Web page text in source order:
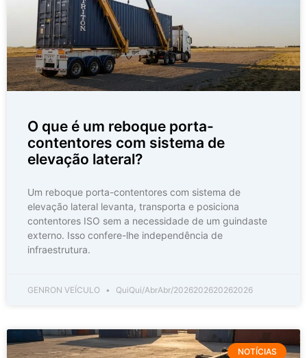
O que é um reboque porta-
contentores com sistema de
elevação lateral?
Um reboque porta-contentores com sistema de
elevação lateral levanta, transporta e posiciona
contentores ISO sem a necessidade de um guindaste
externo. Isso confere-lhe independência de
infraestrutura.
GENRON VEÍCULO QuiQui/AbrAbr/2026202620262026
NOTÍCIAS